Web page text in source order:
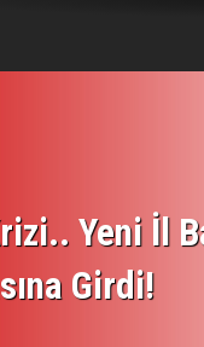
Yeni İl
Girdi!